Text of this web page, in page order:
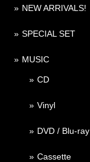
NEW ARRIVALS!
SPECIAL SET
MUSIC
CD
Vinyl
DVD / Blu-ray
Cassette